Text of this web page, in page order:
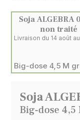
Soja ALGEBRA
non traité
Big-dose 4,5 M
Soja
Big-dose 4,5